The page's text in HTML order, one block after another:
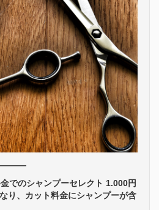
でのシャンプーセレクト 1.000円
り、カット料金にシャンプーが含